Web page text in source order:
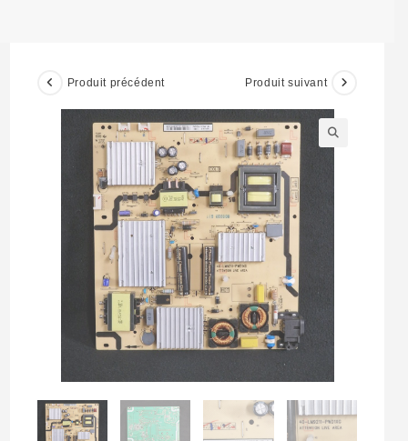
Produit précédent Produit suivant